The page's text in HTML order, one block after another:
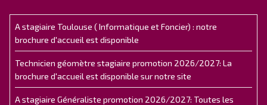
A stagiaire Toulouse ( Informatique et Foncier) : notre
brochure d'accueil est disponible
Technicien géomètre stagiaire promotion 2026/2027: La
brochure d'accueil est disponible sur notre site
A stagiaire Généraliste promotion 2026/2027: Toutes les